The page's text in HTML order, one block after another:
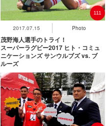
2017.07.15 Photo
111
茂野海人選手のトライ！
スーパーラグビー2017 ヒト・コミュ
ニケーションズ サンウルブズ vs. ブ
ルーズ